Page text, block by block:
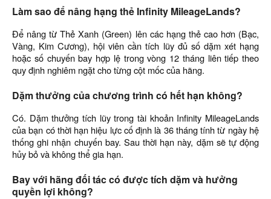
Làm sao để nâng hạng thẻ Infinity MileageLands?
Để nâng từ Thẻ Xanh (Green) lên các hạng thẻ cao hơn (Bạc,
Vàng, Kim Cương), hội viên cần tích lũy đủ số dặm xét hạng
hoặc số chuyến bay hợp lệ trong vòng 12 tháng liên tiếp theo
quy định nghiêm ngặt cho từng cột mốc của hãng.
Dặm thưởng của chương trình có hết hạn không?
Có. Dặm thưởng tích lũy trong tài khoản Infinity MileageLands
của bạn có thời hạn hiệu lực cố định là 36 tháng tính từ ngày hệ
thống ghi nhận chuyến bay. Sau thời hạn này, dặm sẽ tự động
hủy bỏ và không thể gia hạn.
Bay với hãng đối tác có được tích dặm và hưởng
quyền lợi không?